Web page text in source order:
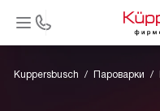
Kuppersbusch Пароварки